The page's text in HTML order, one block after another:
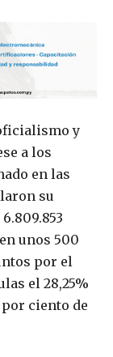
y
a los
en las
su
unos 500
por el
el 28,25%
por ciento de